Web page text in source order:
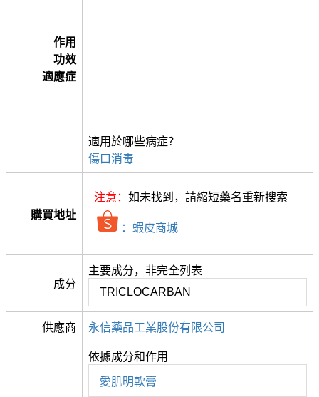
作用
功效
適應症
適用於哪些病症？
傷口消毒
購買地址
注意： 如未找到，請縮短藥名重新搜索
：蝦皮商城
成分
主要成分，非完全列表
TRICLOCARBAN
供應商 永信藥品工業股份有限公司
依據成分和作用
愛肌明軟膏